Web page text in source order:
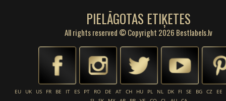
PIELĀGOTAS ETIĶETES
All rights reserved © Copyright 2026 Bestlabels.lv
EU UK US FR BE IT ES PT RO DE AT CH HU PL NL DK FI SE BG CZ
EE